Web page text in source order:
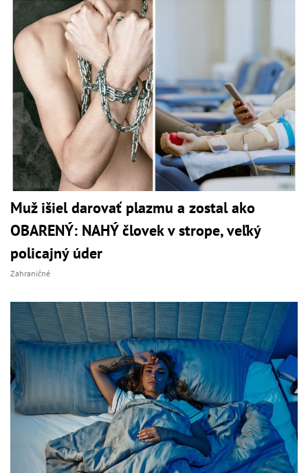
Muž išiel darovať plazmu a zostal ako
OBARENÝ: NAHÝ človek v strope, veľký
policajný úder
Zahraničné